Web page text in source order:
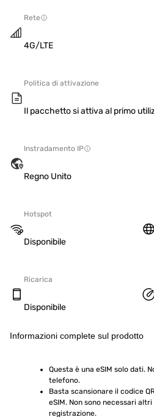
Rete
4G/LTE
Politica di attivazione
Il pacchetto si attiva al primo
Instradamento IP
Regno Unito
Hotspot
Disponibile
Ricarica
Disponibile
Informazioni complete sul prodotto
Questa è una eSIM solo dati.
telefono.
Basta scansionare il codice
eSIM. Non sono necessari
registrazione.